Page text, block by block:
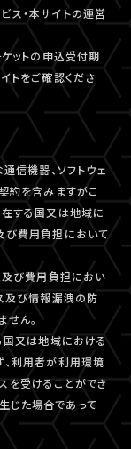
ス・本サイトの運営
ットの申込受付期
トをご確認くださ
信機器、ソフトウェ
約を含みますがこ
在する国又は地域に
び費用負担において
び費用負担におい
及び情報漏洩の防
ん。
国又は地域における
、利用者が利用環境
を受けることができ
じた場合であって